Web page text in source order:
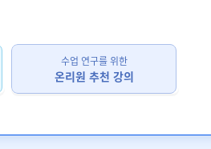
수업 연구를 위한
온리원 추천 강의